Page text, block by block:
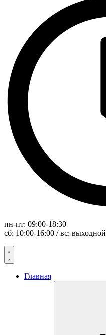
пн-пт: 09:00-18:30
сб: 10:00-16:00 / вс: выходной
Главная